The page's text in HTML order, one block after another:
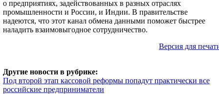
о предприятиях, задействованных в разных отраслях
промышленности и России, и Индии. В правительстве
надеются, что этот канал обмена данными поможет быстрее
наладить взаимовыгодное сотрудничество.
Версия для
Другие новости в рубрике:
Под второй этап кассовой реформы попадут практически все
российские предприниматели